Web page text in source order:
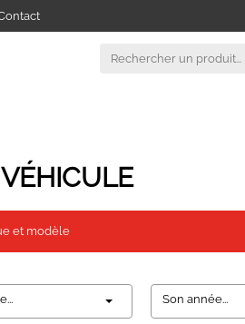
et modèle
Son année...